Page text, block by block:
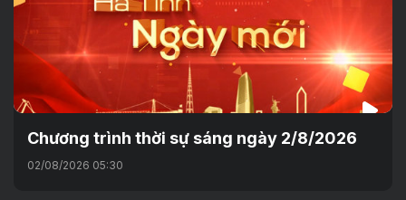
Chương trình thời sự sáng ngày 2/8/2026
02/08/2026 05:30